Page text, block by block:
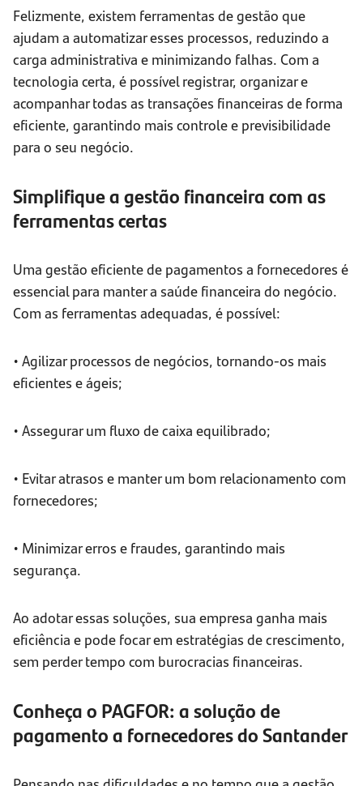
Felizmente, existem ferramentas de gestão que
ajudam a automatizar esses processos, reduzindo a
carga administrativa e minimizando falhas. Com a
tecnologia certa, é possível registrar, organizar e
acompanhar todas as transações financeiras de forma
eficiente, garantindo mais controle e previsibilidade
para o seu negócio.
Simplifique a gestão financeira com as
ferramentas certas
Uma gestão eficiente de pagamentos a fornecedores é
essencial para manter a saúde financeira do negócio.
Com as ferramentas adequadas, é possível:
• Agilizar processos de negócios, tornando-os mais
eficientes e ágeis;
• Assegurar um fluxo de caixa equilibrado;
• Evitar atrasos e manter um bom relacionamento com
fornecedores;
• Minimizar erros e fraudes, garantindo mais
segurança.
Ao adotar essas soluções, sua empresa ganha mais
eficiência e pode focar em estratégias de crescimento,
sem perder tempo com burocracias financeiras.
Conheça o PAGFOR: a solução de
pagamento a fornecedores do Santander